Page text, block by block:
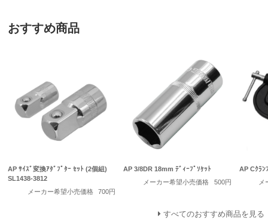
おすすめ商品
AP ｻｲｽﾞ変換ｱﾀﾞﾌﾟﾀｰ ｾｯﾄ (2個組)
SL1438-3812
メーカー希望小売価格
700円
AP 3/8DR 18mm ﾃﾞｨｰﾌﾟｿｹｯﾄ
メーカー希望小売価格
500円
AP Cｸﾗﾝ
メ
すべてのおすすめ商品を見る